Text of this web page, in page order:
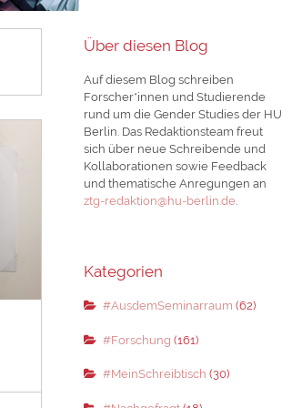
Über diesen Blog
Auf diesem Blog schreiben
Forscher*innen und Studierende
rund um die Gender Studies der HU
Berlin. Das Redaktionsteam freut
sich über neue Schreibende und
Kollaborationen sowie Feedback
und thematische Anregungen an
ztg-redaktion@hu-berlin.de.
Kategorien
#AusdemSeminarraum (62)
#Forschung (161)
#MeinSchreibtisch (30)